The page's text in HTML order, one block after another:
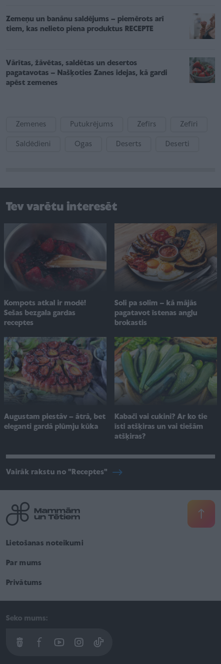
Zemeņu un banānu saldējums – piemērots arī
tiem, kas nelieto piena produktus RECEPTE
Vārītas, žāvētas, saldētas un desertos
pagatavotas – Našķoties Zanes idejas, kā gardi
apēst zemenes
Zemenes Putukrējums Zefīrs Zefīri
Saldēdieni Ogas Deserts Deserti
Tev varētu interesēt
Kompots atkal ir modē!
Sešas bezgala gardas
receptes
Soli pa solim – kā mājās
pagatavot īstenas angļu
brokastis
Augustam piestāv – ātrā, bet
eleganti gardā plūmju kūka
Kabači vai cukini? Ar ko tie
īsti atšķiras un vai tiešām
atšķiras?
Vairāk rakstu no "Receptes"
Lietošanas noteikumi
Par mums
Privātums
Seko mums: